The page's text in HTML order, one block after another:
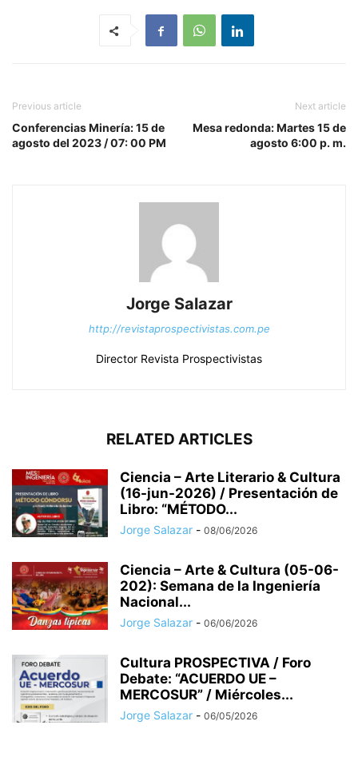
Previous article
Conferencias Minería: 15 de
agosto del 2023 / 07: 00 PM
Next article
Mesa redonda: Martes 15 de
agosto 6:00 p. m.
Jorge Salazar
http://revistaprospectivistas.com.pe
Director Revista Prospectivistas
RELATED ARTICLES
Ciencia – Arte Literario & Cultura
(16-jun-2026) / Presentación de
Libro: “MÉTODO...
Jorge Salazar - 08/06/2026
Ciencia – Arte & Cultura (05-06-
202): Semana de la Ingeniería
Nacional...
Jorge Salazar - 06/06/2026
Cultura PROSPECTIVA / Foro
Debate: “ACUERDO UE –
MERCOSUR” / Miércoles...
Jorge Salazar - 06/05/2026